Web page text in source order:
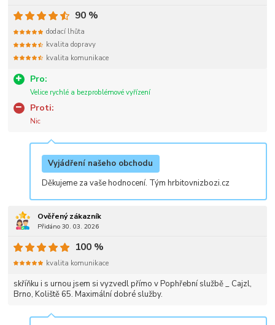
Pro:
Velice rychlé a bezproblémové vyřízení
Proti:
Nic
90 %
dodací lhůta
kvalita dopravy
kvalita komunikace
Vyjádření našeho obchodu
Děkujeme za vaše hodnocení. Tým hrbitovnizbozi.cz
Ověřený zákazník
Přidáno 30. 03. 2026
skříňku i s urnou jsem si vyzvedl přímo v Pophřební službě _ Cajzl,
Brno, Koliště 65. Maximální dobré služby.
100 %
kvalita komunikace